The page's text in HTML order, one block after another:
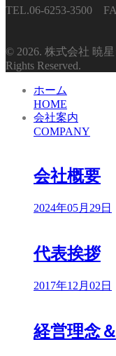
TEL.06-6253-3500
© 2026. 株式会社 暁
Rights Reserved.
ホーム
HOME
会社案内
COMPANY
会社概要
2024年05月29日
代表挨拶
2017年12月02日
経営理念